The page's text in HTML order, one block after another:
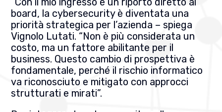
board, la cybersecurity è diventata una
priorità strategica per l’azienda – spiega
Vignolo Lutati. “Non è più considerata un
costo, ma un fattore abilitante per il
business. Questo cambio di prospettiva è
fondamentale, perché il rischio informatico
va riconosciuto e mitigato con approcci
strutturati e mirati”.